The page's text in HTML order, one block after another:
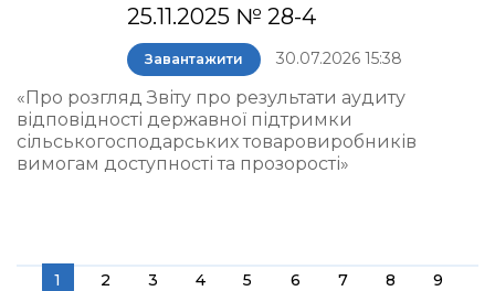
25.11.2025 № 28-4
Завантажити 30.07.2026 15:38
«Про розгляд Звіту про результати аудиту
відповідності державної підтримки
сільськогосподарських товаровиробників
вимогам доступності та прозорості»
1 2 3 4 5 6 7 8
9